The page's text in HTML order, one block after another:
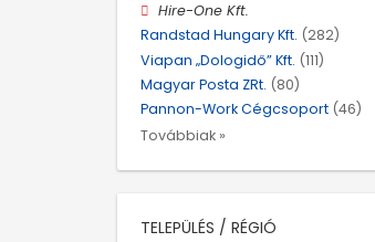
Hire-One Kft.
Randstad Hungary Kft. (282)
Viapan „Dologidő” Kft. (111)
Magyar Posta ZRt. (80)
Pannon-Work Cégcsoport (46)
Továbbiak »
TELEPÜLÉS / RÉGIÓ